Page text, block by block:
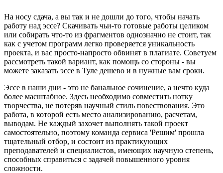
На носу сдача, а вы так и не дошли до того, чтобы начать
работу над эссе? Скачивать чьи-то готовые работы целиком
или собирать что-то из фрагментов однозначно не стоит, так
как с учетом программ легко проверяется уникальность
проекта, и вас просто-напросто обвинят в плагиате. Советуем
рассмотреть такой вариант, как помощь со стороны - вы
можете заказать эссе в Туле дешево и в нужные вам сроки.
Эссе в наши дни - это не банальное сочинение, а нечто куда
более масштабное. Здесь необходимо совместить нотку
творчества, не потеряв научный стиль повествования. Это
работа, в которой есть место анализированию, расчетам,
выводам. Не каждый захочет выполнять такой проект
самостоятельно, поэтому команда сервиса 'Решим' прошла
тщательный отбор, и состоит из практикующих
преподавателей и специалистов, имеющих научную степень,
способных справиться с задачей повышенного уровня
сложности.